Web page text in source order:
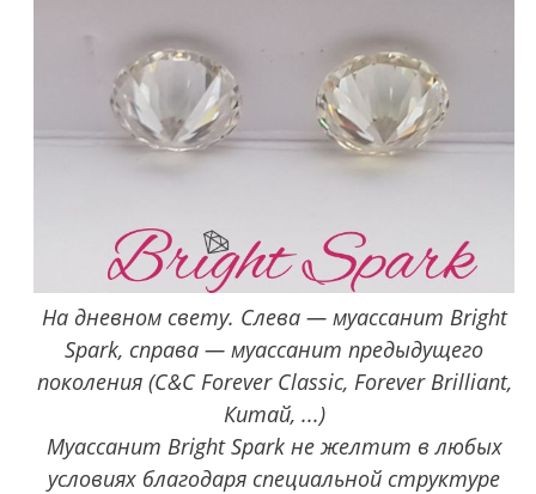
На дневном свету. Слева — муассанит Bright
Spark, справа — муассанит предыдущего
поколения (C&C Forever Classic, Forever Brilliant,
Китай, ...)
Муассанит Bright Spark не желтит в любых
условиях благодаря специальной структуре